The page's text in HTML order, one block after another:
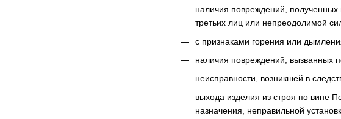
наличия повреждений, полученных
третьих лиц или непреодолимой
с признаками горения или
наличия повреждений, вызванных
неисправности, возникшей в
выхода изделия из строя по вине
назначения, неправильной